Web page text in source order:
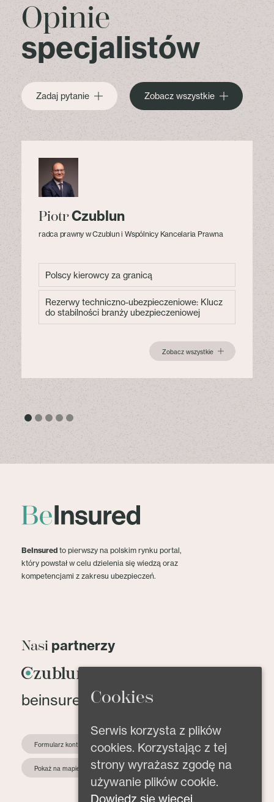
Opinie
specjalistów
Zadaj pytanie Zobacz wszystkie
PiotrCzublun
radca prawny w Czublun i Wspólnicy Kancelaria Prawna
Polscy kierowcy za granicą
Rezerwy techniczno-ubezpieczeniowe: Klucz
do stabilności branży ubezpieczeniowej
Zobacz wszystkie
BeInsured to pierwszy na polskim rynku portal,
który powstał w celu dzielenia się wiedzą oraz
kompetencjami z zakresu ubezpieczeń.
Nasi partnerzy
beinsured@beinsured.pl
Formularz kontaktowy
Pokaż na mapie
Cookies
Serwis korzysta z plików
cookies. Korzystając z tej
strony wyrażasz zgodę na
używanie plików cookie.
Dowiedz się więcej.